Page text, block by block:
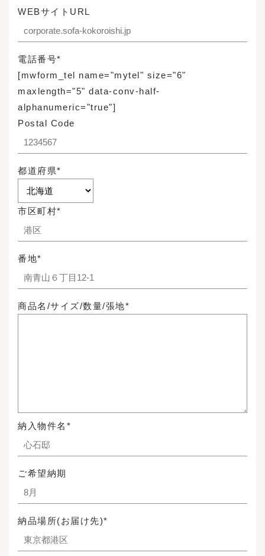
WEBサイトURL
電話番号*
[mwform_tel name="mytel" size="6"
maxlength="5" data-conv-half-
alphanumeric="true"]
Postal Code
都道府県*
市区町村*
番地*
商品名/サイズ/数量/張地*
納入物件名*
ご希望納期
納品場所(お届け先)*